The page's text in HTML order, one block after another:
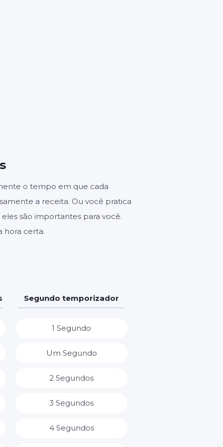
o tempo em que cada
a receita. Ou você pratica
são importantes para você.
hora certa.
Segundo temporizador
1 Segundo
Um Segundo
2 Segundos
3 Segundos
4 Segundos